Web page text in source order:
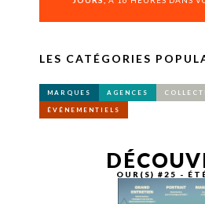
LES CATÉGORIES
MARQUES AGENCES
ÉVÉNEMENTIELS
OUR(S) #25 -